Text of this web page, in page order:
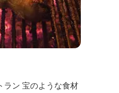
な食材